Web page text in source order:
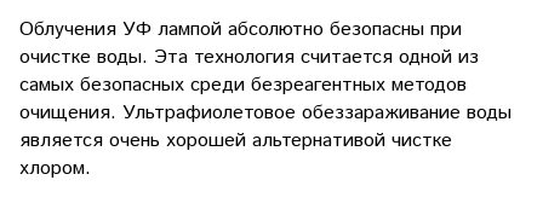
Облучения УФ лампой абсолютно безопасны при
очистке воды. Эта технология считается одной из
самых безопасных среди безреагентных методов
очищения. Ультрафиолетовое обеззараживание воды
является очень хорошей альтернативой чистке
хлором.